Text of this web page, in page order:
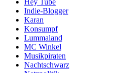
Hey Tube
Indie-Blogger
Karan
Konsumpf
Lummaland
MC Winkel
Musikpiraten
Nachtschwarz